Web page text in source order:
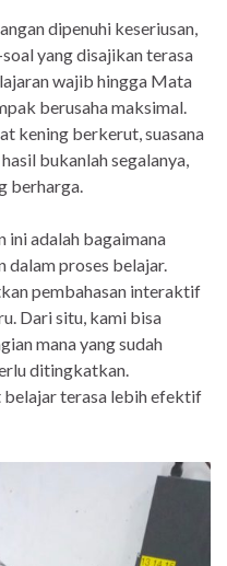
dipenuhi keseriusan,
yang disajikan terasa
wajib hingga Mata
berusaha maksimal.
kening berkerut, suasana
bukanlah segalanya,
berharga.
ini adalah bagaimana
proses belajar.
pembahasan interaktif
Dari situ, kami bisa
mana yang sudah
ditingkatkan.
belajar terasa lebih efektif